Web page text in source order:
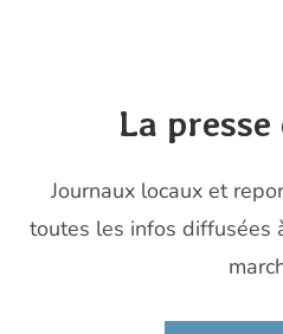
La
Journaux locaux et
toutes les infos diffusées